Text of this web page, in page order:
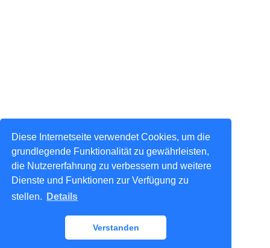
Diese Internetseite verwendet Cookies, um die
grundlegende Funktionalität zu gewährleisten,
die Nutzererfahrung zu verbessern und weitere
Dienste und Funktionen zur Verfügung zu
stellen.
Details
Verstanden